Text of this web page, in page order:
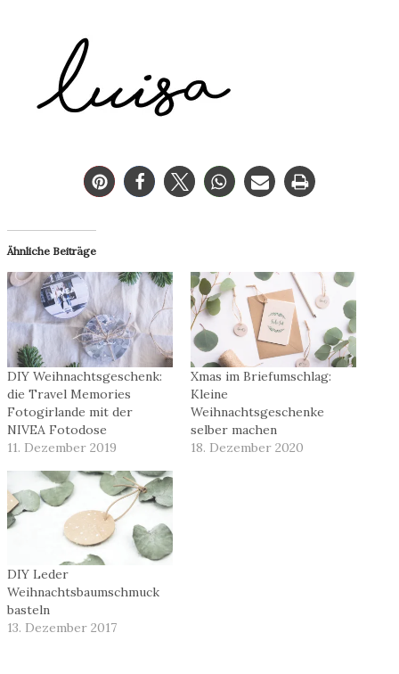
Ähnliche Beiträge
DIY Weihnachtsgeschenk:
die Travel Memories
Fotogirlande mit der
NIVEA Fotodose
11. Dezember 2019
Xmas im Briefumschlag:
Kleine
Weihnachtsgeschenke
selber machen
18. Dezember 2020
DIY Leder
Weihnachtsbaumschmuck
basteln
13. Dezember 2017